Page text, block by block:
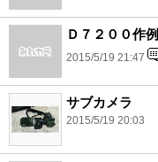
Ｄ７２００作例
2015/5/19 21:47
サブカメラ
2015/5/19 20:03